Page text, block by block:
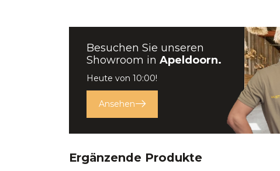
Besuchen Sie unseren
Showroom inApeldoorn.
Heute von 10:00!
Ansehen
Ergänzende Produkte